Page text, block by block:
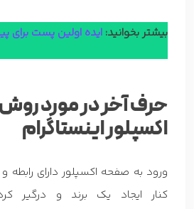
بیشتر بخوانید: ایده اولین پست برای
حرف آخر در مورد روش
اکسپلور اینستاگرام
ورود به صفحه اکسپلور دارای رابطه
کنار ایجاد یک برند و درگیر